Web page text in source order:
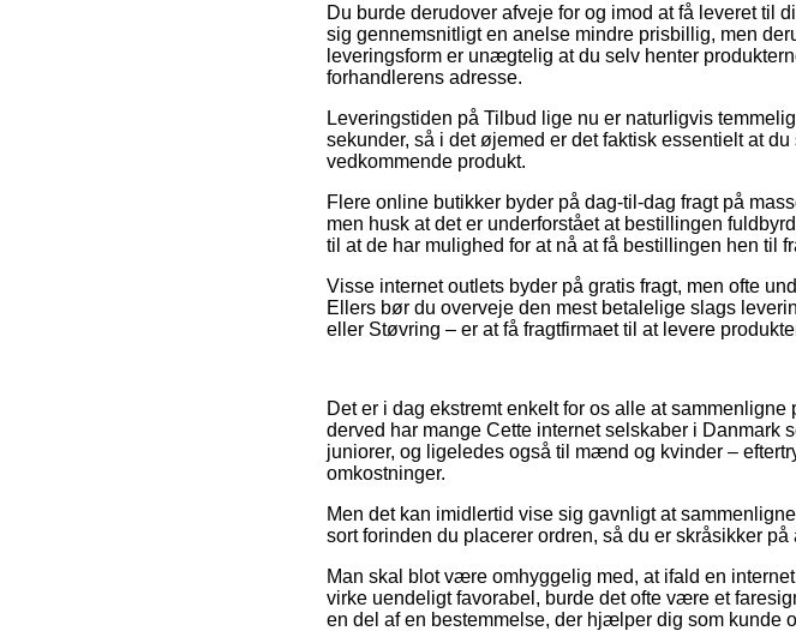
Du burde derudover afveje for og imod at få leveret til
sig gennemsnitligt en anelse mindre prisbillig, men
leveringsform er unægtelig at du selv henter
forhandlerens adresse.
Leveringstiden på Tilbud lige nu er naturligvis
sekunder, så i det øjemed er det faktisk essentielt at
vedkommende produkt.
Flere online butikker byder på dag-til-dag fragt på
men husk at det er underforstået at bestillingen
til at de har mulighed for at nå at få bestillingen hen til
Visse internet outlets byder på gratis fragt, men ofte
Ellers bør du overveje den mest betalelige slags
eller Støvring – er at få fragtfirmaet til at levere
Det er i dag ekstremt enkelt for os alle at
derved har mange Cette internet selskaber i Danmark
juniorer, og ligeledes også til mænd og kvinder –
omkostninger.
Men det kan imidlertid vise sig gavnligt at
sort forinden du placerer ordren, så du er skråsikker
Man skal blot være omhyggelig med, at ifald en
virke uendeligt favorabel, burde det ofte være et
en del af en bestemmelse, der hjælper dig som kunde